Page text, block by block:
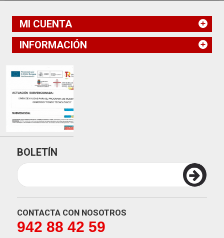
MI CUENTA
INFORMACIÓN
BOLETÍN
CONTACTA CON NOSOTROS
942 88 42 59